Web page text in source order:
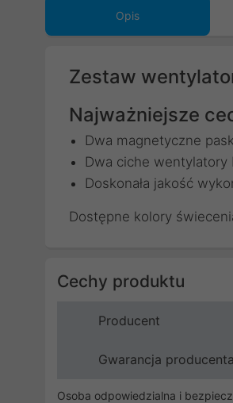
Opis
Zestaw
Najważniejsze
Dwa magnetyczne
Dwa ciche wentylatory
Doskonała jakość
Dostępne kolory
Cechy produktu
Producent
Gwarancja producenta
Osoba odpowiedzialna i